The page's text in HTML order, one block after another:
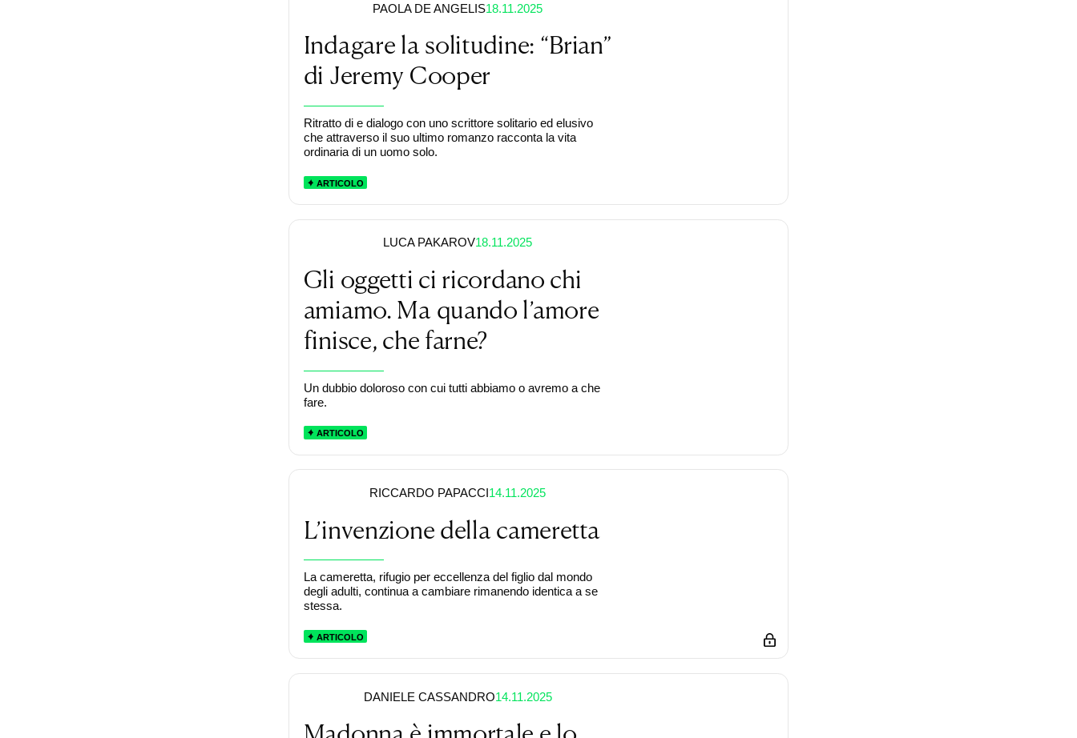
PAOLA DE ANGELIS18.11.2025
Indagare la solitudine: “Brian”
di Jeremy Cooper
Ritratto di e dialogo con uno scrittore solitario ed elusivo
che attraverso il suo ultimo romanzo racconta la vita
ordinaria di un uomo solo.
ARTICOLO
LUCA PAKAROV18.11.2025
Gli oggetti ci ricordano chi
amiamo. Ma quando l’amore
finisce, che farne?
Un dubbio doloroso con cui tutti abbiamo o avremo a che
fare.
ARTICOLO
RICCARDO PAPACCI14.11.2025
L’invenzione della cameretta
La cameretta, rifugio per eccellenza del figlio dal mondo
degli adulti, continua a cambiare rimanendo identica a se
stessa.
ARTICOLO
DANIELE CASSANDRO14.11.2025